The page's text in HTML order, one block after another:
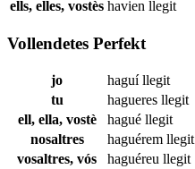
ells, elles, vostès havien llegit
Vollendetes Perfekt
jo haguíllegit
tu
hagueres llegit
ell, ella, vostè
hagué llegit
nosaltres
haguérem llegit
vosaltres, vós
haguéreu llegit